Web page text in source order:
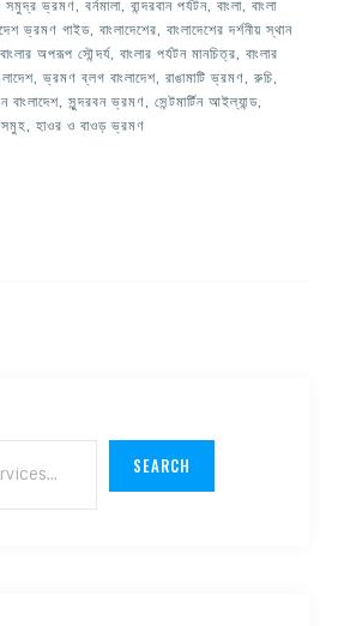
সমুদ্র ভ্রমণ বর্নমালা, বান্দরবান পর্যটন, বাংলা, বাংলা
ভ্রমণ গাইড, বাংলাদেশের বাংলাদেশের দর্শনীয় স্থান
বাংলার অপরূপ সৌন্দর্য, বাংলার পর্যটন মানচিত্র বাংলার
,ভ্রমণ ব্লগ বাংলাদেশ, রাঙামাটি ভ্রমণ ,রুচি
বাংলাদেশ, সুন্দরবন ভ্রমণ সেন্টমার্টিন আইল্যান্ড,
হাওর ও বাওড় ভ্রমণ
SEARCH